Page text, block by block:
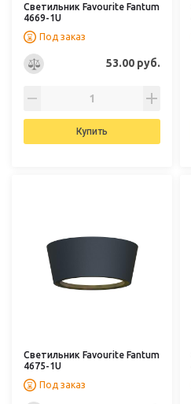
Светильник Favourite Fantum
4669-1U
Под заказ
53.00 руб.
Купить
Светильник Favourite Fantum
4675-1U
Под заказ